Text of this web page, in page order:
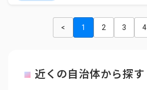
< 1 2 3 4
近くの自治体から探す